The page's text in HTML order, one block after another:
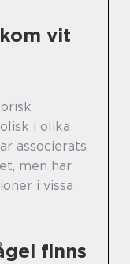
vit
i olika
associerats
men har
i vissa
finns